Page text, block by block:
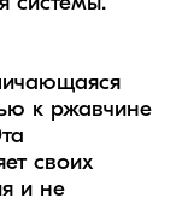
к ржавчине
своих
и не